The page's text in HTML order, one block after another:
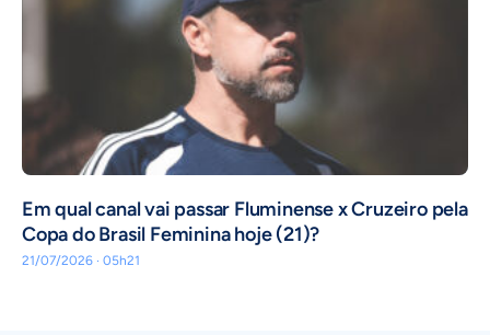
Em qual canal vai passar Fluminense x Cruzeiro pela
Copa do Brasil Feminina hoje (21)?
21/07/2026 · 05h21